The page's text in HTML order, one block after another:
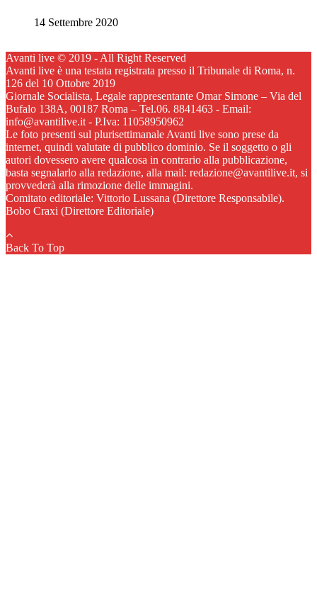
14 Settembre 2020
Avanti live © 2019 - All Right Reserved
Avanti live è una testata registrata presso il Tribunale di Roma, n.
126 del 10 Ottobre 2019
Giornale Socialista, Legale rappresentante Omar Simone – Via del
Bufalo 138A, 00187 Roma – Tel.06. 8841463 - Email:
info@avantilive.it - P.Iva: 11058950962
Le foto presenti sul plurisettimanale Avanti live sono prese da
internet, quindi valutate di pubblico dominio. Se il soggetto o gli
autori dovessero avere qualcosa in contrario alla pubblicazione,
basta segnalarlo alla redazione, alla mail: redazione@avantilive.it, si
provvederà alla rimozione delle immagini.
Comitato editoriale: Vittorio Lussana (Direttore Responsabile).
Bobo Craxi (Direttore Editoriale)
Back To Top